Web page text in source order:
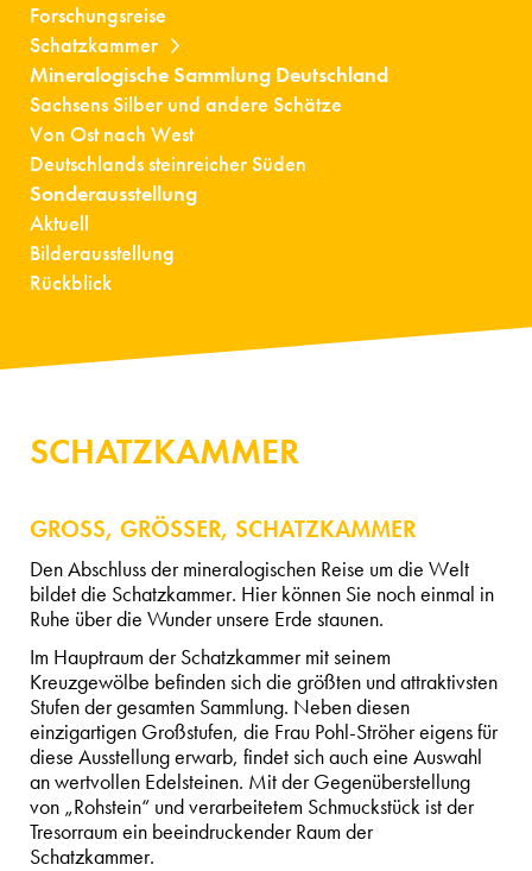
Forschungsreise
Schatzkammer
Mineralogische Sammlung Deutschland
Sachsens Silber und andere Schätze
Von Ost nach West
Deutschlands steinreicher Süden
Sonderausstellung
Aktuell
Bilderausstellung
Rückblick
SCHATZKAMMER
GROSS, GRÖSSER, SCHATZKAMMER
Den Abschluss der mineralogischen Reise um die Welt
bildet die Schatzkammer. Hier können Sie noch einmal in
Ruhe über die Wunder unsere Erde staunen.
Im Hauptraum der Schatzkammer mit seinem
Kreuzgewölbe befinden sich die größten und attraktivsten
Stufen der gesamten Sammlung. Neben diesen
einzigartigen Großstufen, die Frau Pohl-Ströher eigens für
diese Ausstellung erwarb, findet sich auch eine Auswahl
an wertvollen Edelsteinen. Mit der Gegenüberstellung
von „Rohstein“ und verarbeitetem Schmuckstück ist der
Tresorraum ein beeindruckender Raum der
Schatzkammer.